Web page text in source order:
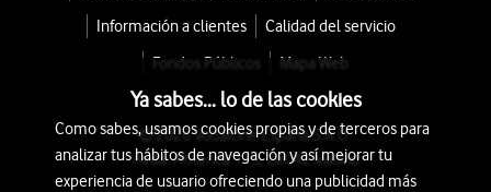
Información a clientes
Calidad del servicio
Fondos Públicos
Mapa Web
© 2026 Vodafone España S.A.U.
Avda. América 115, 28042 Madrid
Ya sabes... lo de las cookies
Como sabes, usamos cookies propias y de terceros para
analizar tus hábitos de navegación y así mejorar tu
experiencia de usuario ofreciendo una publicidad más